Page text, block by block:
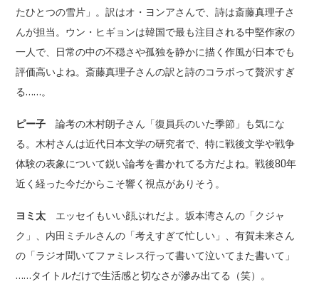
たひとつの雪片」。訳はオ・ヨンアさんで、詩は斎藤真理子さ
んが担当。ウン・ヒギョンは韓国で最も注目される中堅作家の
一人で、日常の中の不穏さや孤独を静かに描く作風が日本でも
評価高いよね。斎藤真理子さんの訳と詩のコラボって贅沢すぎ
る……。
ピー子 論考の木村朗子さん「復員兵のいた季節」も気にな
る。木村さんは近代日本文学の研究者で、特に戦後文学や戦争
体験の表象について鋭い論考を書かれてる方だよね。戦後80年
近く経った今だからこそ響く視点がありそう。
ヨミ太 エッセイもいい顔ぶれだよ。坂本湾さんの「クジャ
ク」、内田ミチルさんの「考えすぎて忙しい」、有賀未来さん
の「ラジオ聞いてファミレス行って書いて泣いてまた書いて」
……タイトルだけで生活感と切なさが滲み出てる（笑）。